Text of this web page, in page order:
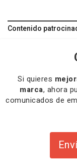
Contenido
Si quieres
marca, ahora
comunicados de